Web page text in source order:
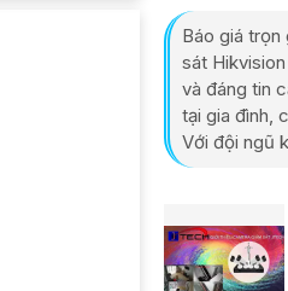
Báo giá trọn
sát
và đáng tin
tại gia đình,
Với đội ngũ